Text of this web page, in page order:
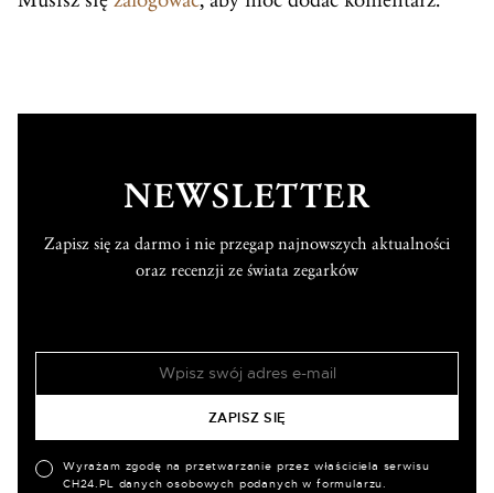
NEWSLETTER
Zapisz się za darmo i nie przegap najnowszych aktualności
oraz recenzji ze świata zegarków
Wyrażam zgodę na przetwarzanie przez właściciela serwisu
CH24.PL danych osobowych podanych w formularzu.